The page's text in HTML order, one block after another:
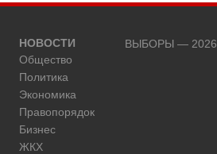
НОВОСТИ
Общество
Политика
Экономика
Правопорядок
Бизнес
ЖКХ
ВЫБОРЫ — 2026